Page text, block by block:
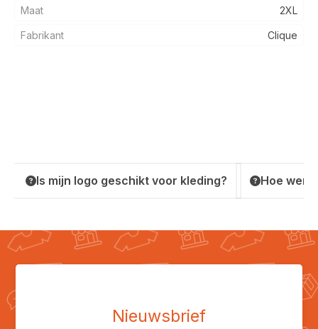
Maat 2XL
Fabrikant Clique
Is mijn logo geschikt voor kleding? Hoe
Nieuwsbrief